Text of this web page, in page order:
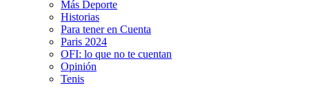
Más Deporte
Historias
Para tener en Cuenta
Paris 2024
OFI: lo que no te cuentan
Opinión
Tenis